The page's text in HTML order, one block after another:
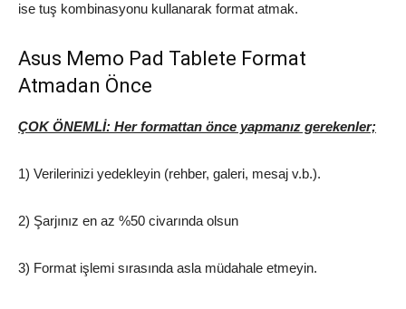
ise tuş kombinasyonu kullanarak format atmak.
Asus Memo Pad Tablete Format
Atmadan Önce
ÇOK ÖNEMLİ: Her formattan önce yapmanız gerekenler;
1) Verilerinizi yedekleyin (rehber, galeri, mesaj v.b.).
2) Şarjınız en az %50 civarında olsun
3) Format işlemi sırasında asla müdahale etmeyin.